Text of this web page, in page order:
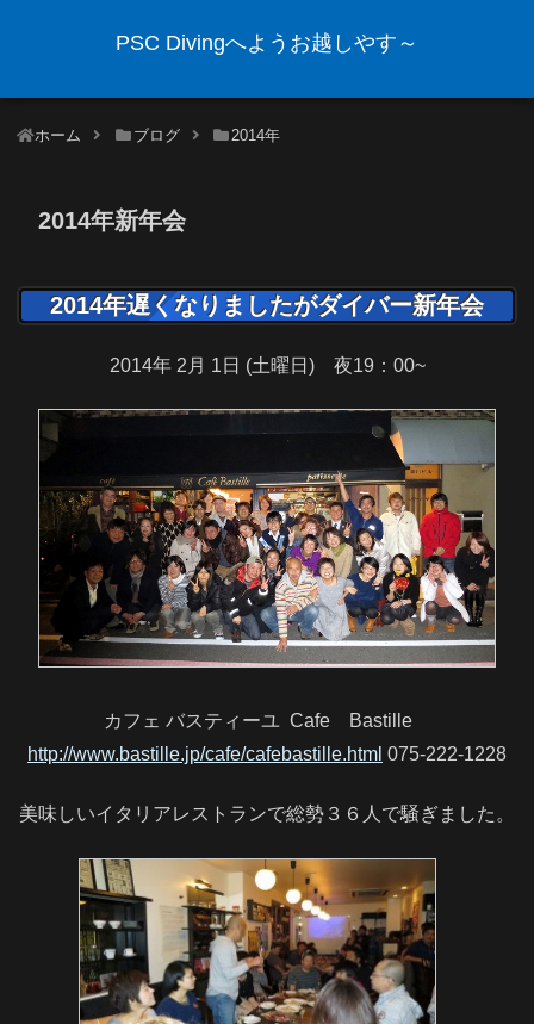
PSC Divingへようお越しやす～
ホーム ブログ 2014年
2014年新年会
2014年遅くなりましたがダイバー新年会
2014年 2月 1日 (土曜日) 夜19：00~
カフェ バスティーユ Cafe Bastille
http://www.bastille.jp/cafe/cafebastille.html 075-222-1228
美味しいイタリアレストランで総勢３６人で騒ぎました。